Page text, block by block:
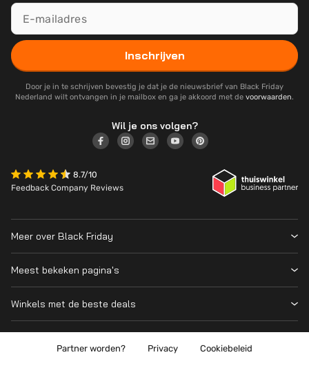
Inschrijven
Door je in te schrijven bevestig je dat je de nieuwsbrief van Black Friday
Nederland wilt ontvangen in je mailbox en ga je akkoord met de voorwaarden.
Wil je ons volgen?
8.7/10
Feedback Company Reviews
Meer over Black Friday
Wanneer is Black Friday?
Cyber Monday 2026
Over ons
Meest bekeken pagina's
Prijsvergelijker
Winkels met de beste deals
Partner worden? Privacy Cookiebeleid